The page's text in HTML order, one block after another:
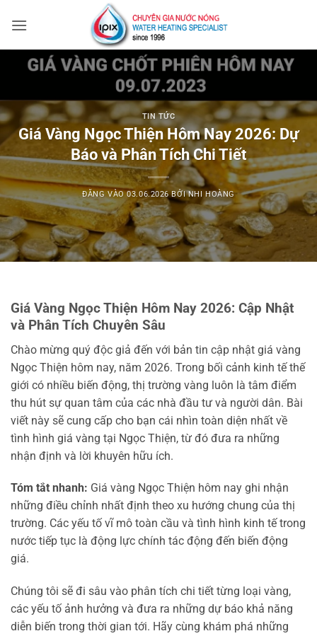
qua
TIN TỨC
Giá Vàng Ngọc Thiện Hôm Nay 2026: Dự
Báo và Phân Tích Chi Tiết
ĐĂNG VÀO03.06.2026 BỞINHI HOÀNG
Giá Vàng Ngọc Thiện Hôm Nay 2026: Cập Nhật
và Phân Tích Chuyên Sâu
Chào mừng quý độc giả đến với bản tin cập nhật giá vàng
Ngọc Thiện hôm nay, năm 2026. Trong bối cảnh kinh tế thế
giới có nhiều biến động, thị trường vàng luôn là tâm điểm
thu hút sự quan tâm của các nhà đầu tư và người dân. Bài
viết này sẽ cung cấp cho bạn cái nhìn toàn diện nhất về
tình hình giá vàng tại Ngọc Thiện, từ đó đưa ra những
nhận định và lời khuyên hữu ích.
Tóm tắt nhanh: Giá vàng Ngọc Thiện hôm nay ghi nhận
những điều chỉnh nhất định theo xu hướng chung của thị
trường. Các yếu tố vĩ mô toàn cầu và tình hình kinh tế trong
nước tiếp tục là động lực chính tác động đến biến động
giá.
Chúng tôi sẽ đi sâu vào phân tích chi tiết từng loại vàng,
các yếu tố ảnh hưởng và đưa ra những dự báo khả năng
diễn biến trong thời gian tới. Hãy cùng khám phá những